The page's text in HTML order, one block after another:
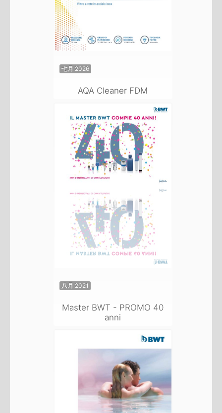
七月 2026
AQA Cleaner FDM
八月 2021
Master BWT - PROMO 40
anni